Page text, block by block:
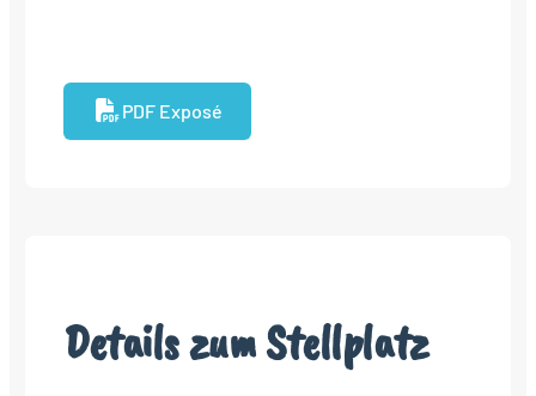
PDF Exposé
Details zum Stellplatz